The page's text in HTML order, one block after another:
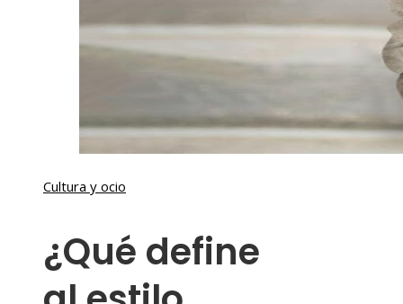
Cultura y ocio
¿Qué define